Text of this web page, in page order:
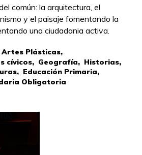
común: la arquitectura, el
y el paisaje fomentando la
una ciudadania activa.
Artes Plásticas,
cívicos, Geografía, Historias,
Educación Primaria,
Obligatoria